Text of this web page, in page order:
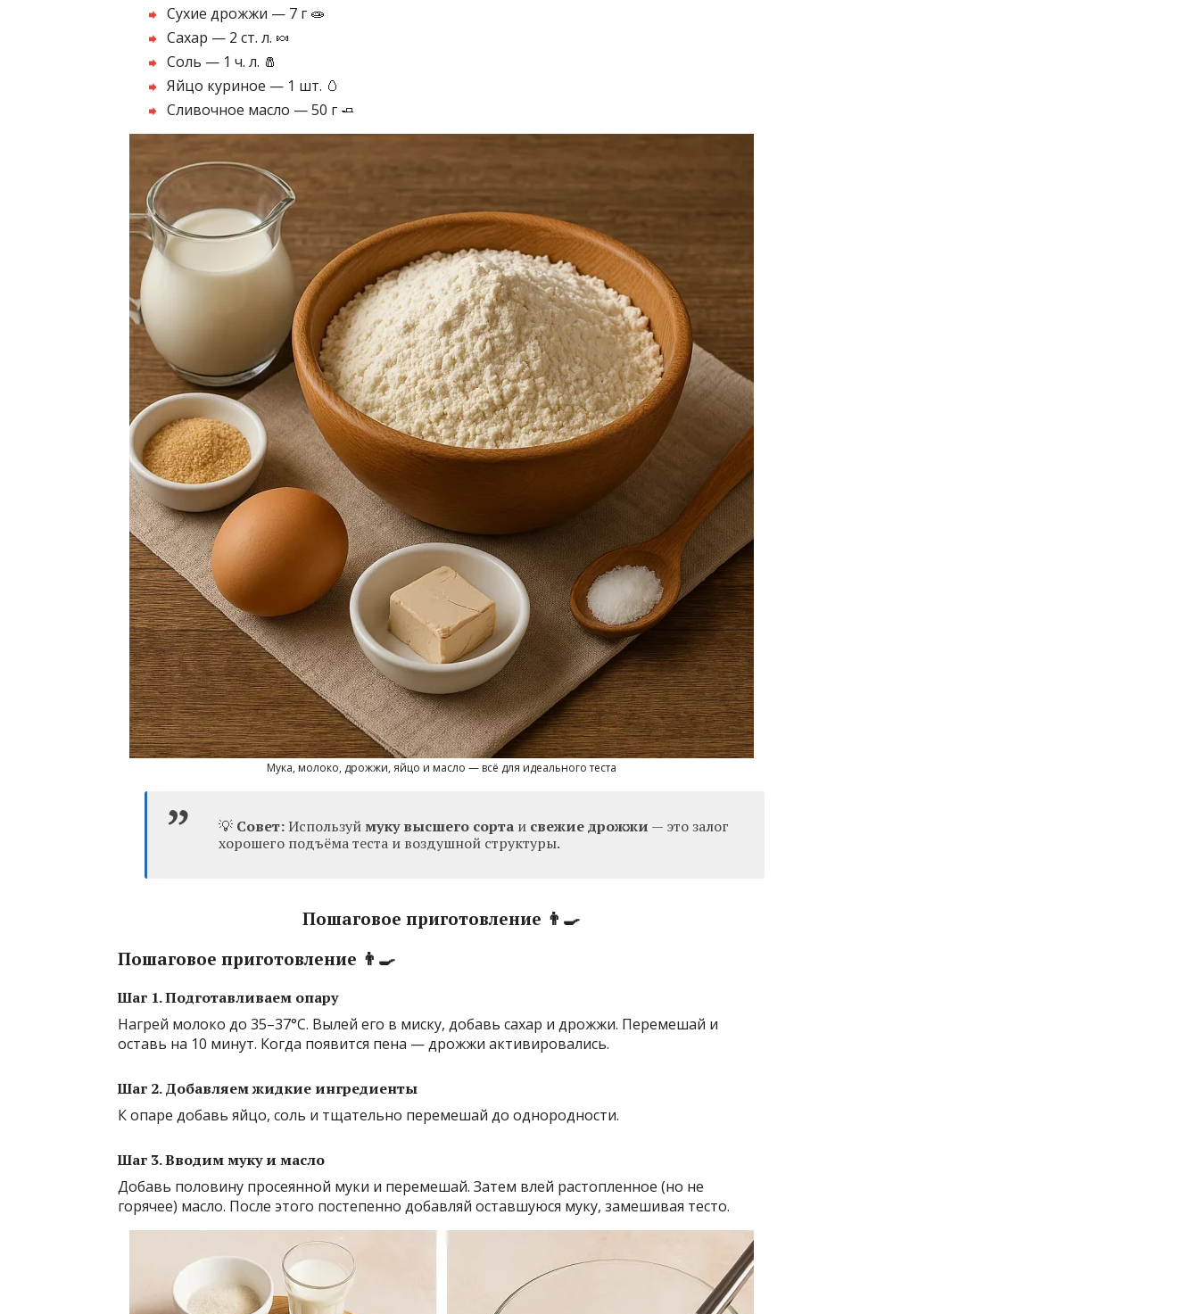
Сухие дрожжи — 7 г 🧫
Сахар — 2 ст. л. 🍬
Соль — 1 ч. л. 🧂
Яйцо куриное — 1 шт. 🥚
Сливочное масло — 50 г 🧈
Мука, молоко, дрожжи, яйцо и масло — всё для идеального теста
💡 Совет:Используймуку высшего сорта и свежие дрожжи — это залог
хорошего подъёма теста и воздушной структуры.
Пошаговое приготовление 👨‍🍳
Пошаговое приготовление 👨‍🍳
Шаг 1. Подготавливаем опару
Нагрей молоко до 35–37°C. Вылей его в миску, добавь сахар и дрожжи. Перемешай и
оставь на 10 минут. Когда появится пена — дрожжи активировались.
Шаг 2. Добавляем жидкие ингредиенты
К опаре добавь яйцо, соль и тщательно перемешай до однородности.
Шаг 3. Вводим муку и масло
Добавь половину просеянной муки и перемешай. Затем влей растопленное (но не
горячее) масло. После этого постепенно добавляй оставшуюся муку, замешивая тесто.